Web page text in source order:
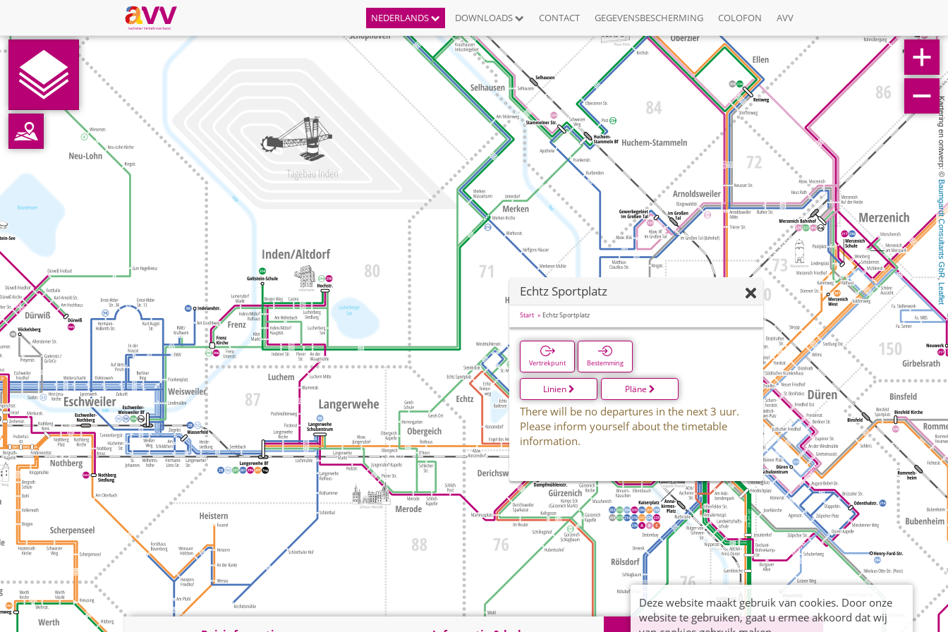
NEDERLANDS DOWNLOADS CONTACT GEGEVENSBESCHERMING COLOFON AVV
Kartering en ontwerp: ©
Baumgardt Consultants GbR
,
Leaflet
Echtz Sportplatz
Start Echtz Sportplatz
Vertrekpunt Bestemming
Linien Pläne
There will be no departures in the next 3 uur.
Please inform yourself about the timetable
information.
Deze website maakt gebruik van cookies. Door onze
website te gebruiken, gaat u ermee akkoord dat wij